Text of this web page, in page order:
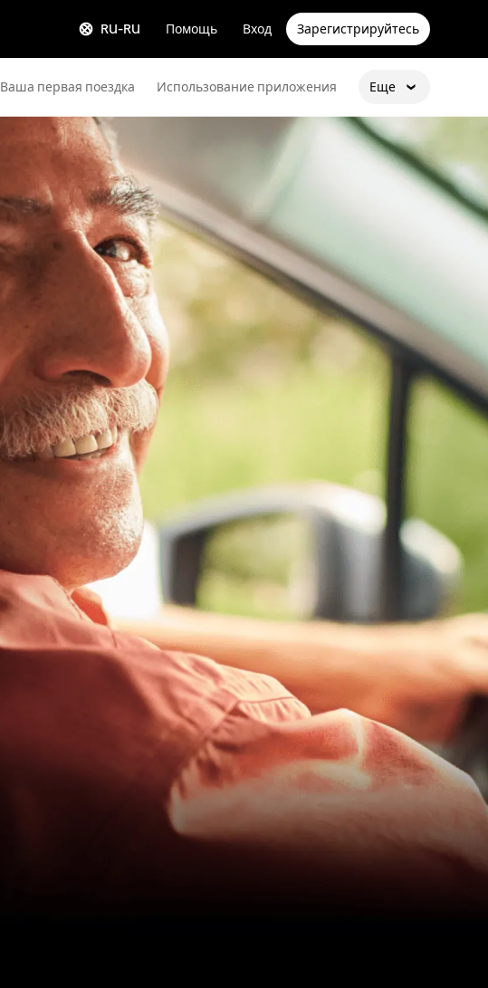
RU-RU Помощь Вход Зарегистрируйтесь
Ваша первая поездка Использование приложения Еще